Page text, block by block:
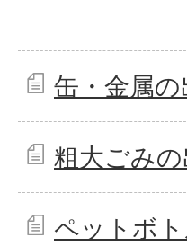
缶・金属の
粗大ごみ
ペットボ